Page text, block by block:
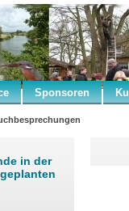
Sponsoren
in der